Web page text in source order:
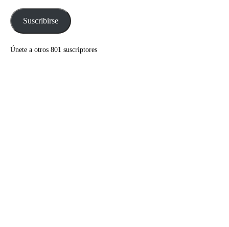
electrónicoSuscribirse
Únete a otros 801 suscriptores